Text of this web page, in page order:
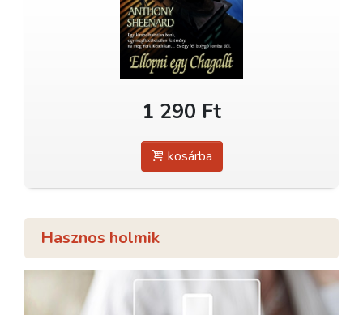
1 290 Ft
kosárba
Hasznos holmik